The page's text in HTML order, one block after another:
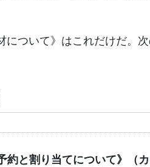
について》はこれだけだ。
約と割り当てについて》（カ